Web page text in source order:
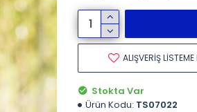
Stokta Var
Ürün Kodu: TS07022
ALIŞVERIŞ LISTEME